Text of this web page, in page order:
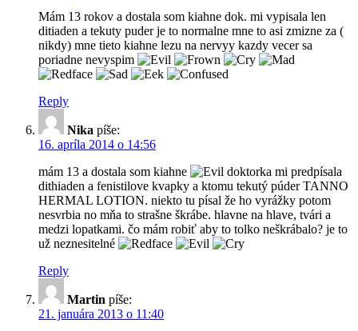
Mám 13 rokov a dostala som kiahne dok. mi vypisala len
ditiaden a tekuty puder je to normalne mne to asi zmizne za (
nikdy) mne tieto kiahne lezu na nervyy kazdy vecer sa
poriadne nevyspim
Reply
Nika píše:
16. apríla 2014 o 14:56
mám 13 a dostala som kiahne
doktorka mi predpísala
dithiaden a fenistilove kvapky a ktomu tekutý púder TANNO
HERMAL LOTION. niekto tu písal že ho vyrážky potom
nesvrbia no mňa to strašne škrábe. hlavne na hlave, tvári a
medzi lopatkami. čo mám robiť aby to tolko neškrábalo? je to
už neznesitelné
Reply
Martin píše:
21. januára 2013 o 11:40